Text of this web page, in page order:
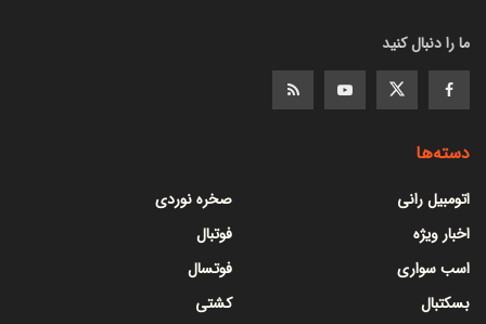
ما را دنبال کنید
دسته‌ها
اتومبیل رانی
اخبار ویژه
اسب سواری
بسکتبال
صخره نوردی
فوتبال
فوتسال
کشتی